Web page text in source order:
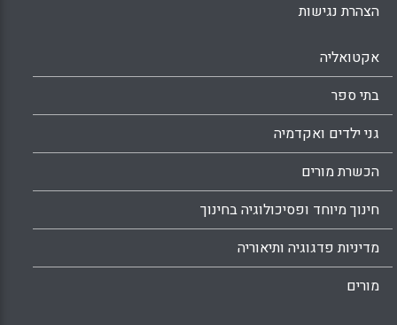
הצהרת נגישות
אקטואליה
בתי ספר
גני ילדים ואקדמיה
הכשרת מורים
חינוך מיוחד ופסיכולוגיה בחינוך
מדיניות פדגוגיה ותיאוריה
מורים